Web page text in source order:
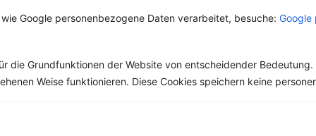
Google personenbezogene Daten verarbeitet, besuche: Google
die Grundfunktionen der Website von entscheidender Bedeutung.
Weise funktionieren. Diese Cookies speichern keine
Bouillon?
Antike zurück, wo sie
Blase
Doldenblütler und
eines der
bekanntesten...